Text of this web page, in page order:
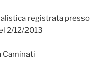
registrata presso
2/12/2013
Caminati